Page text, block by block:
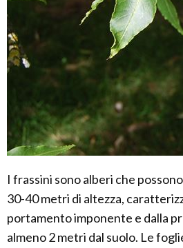
I frassini sono alberi che
30-40 metri di altezza,
portamento imponente e dalla
almeno 2 metri dal suolo. Le